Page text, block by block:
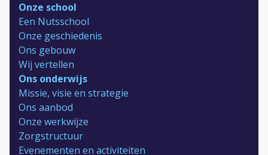
Onze school
Een Nutsschool
Onze geschiedenis
Ons gebouw
Wij vertellen
Ons onderwijs
Missie, visie en strategie
Ons aanbod
Onze werkwijze
Zorgstructuur
Evenementen en activiteiten